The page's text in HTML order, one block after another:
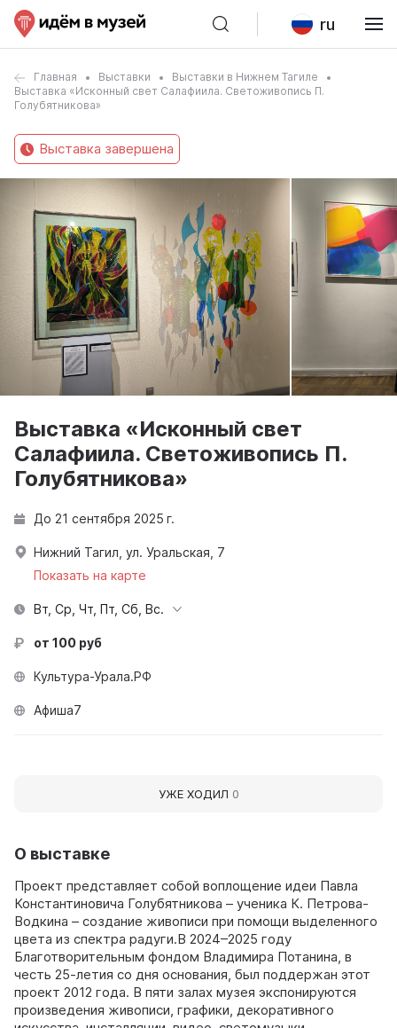
ru
Главная Выставки
Выставки в Нижнем Тагиле
Выставка «Исконный свет Салафиила. Светоживопись П.
Голубятникова»
Выставка завершена
О выставке
Проект представляет собой воплощение идеи Павла
Константиновича Голубятникова – ученика К. Петрова-
Водкина – создание живописи при помощи выделенного
цвета из спектра радуги.В 2024–2025 году
Благотворительным фондом Владимира Потанина, в
честь 25-летия со дня основания, был поддержан этот
проект 2012 года. В пяти залах музея экспонируются
произведения живописи, графики, декоративного
Выставка «Исконный свет
Салафиила. Светоживопись П.
Голубятникова»
До 21 сентября 2025 г.
Нижний Тагил, ул. Уральская, 7
Показать на карте
Вт, Ср, Чт, Пт, Сб, Вс.
от 100 руб
Культура-Урала.РФ
Афиша7
УЖЕ ХОДИЛ 0